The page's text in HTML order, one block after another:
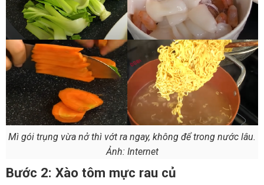
Mì gói trụng vừa nở thì vớt ra ngay, không để trong nước lâu.
Ảnh: Internet
Bước 2: Xào tôm mực rau củ